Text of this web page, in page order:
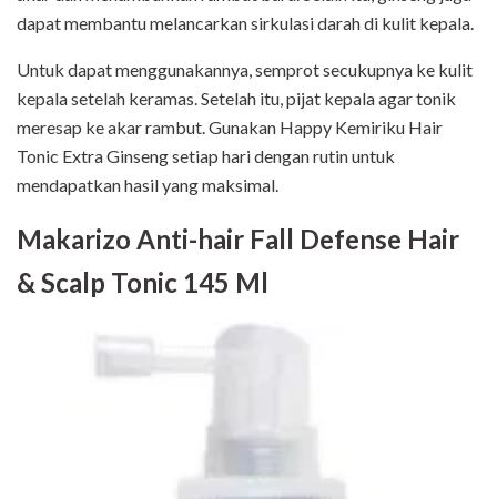
dapat membantu melancarkan sirkulasi darah di kulit kepala.
Untuk dapat menggunakannya, semprot secukupnya ke kulit
kepala setelah keramas. Setelah itu, pijat kepala agar tonik
meresap ke akar rambut. Gunakan Happy Kemiriku Hair
Tonic Extra Ginseng setiap hari dengan rutin untuk
mendapatkan hasil yang maksimal.
Makarizo Anti-hair Fall Defense Hair
& Scalp Tonic 145 Ml